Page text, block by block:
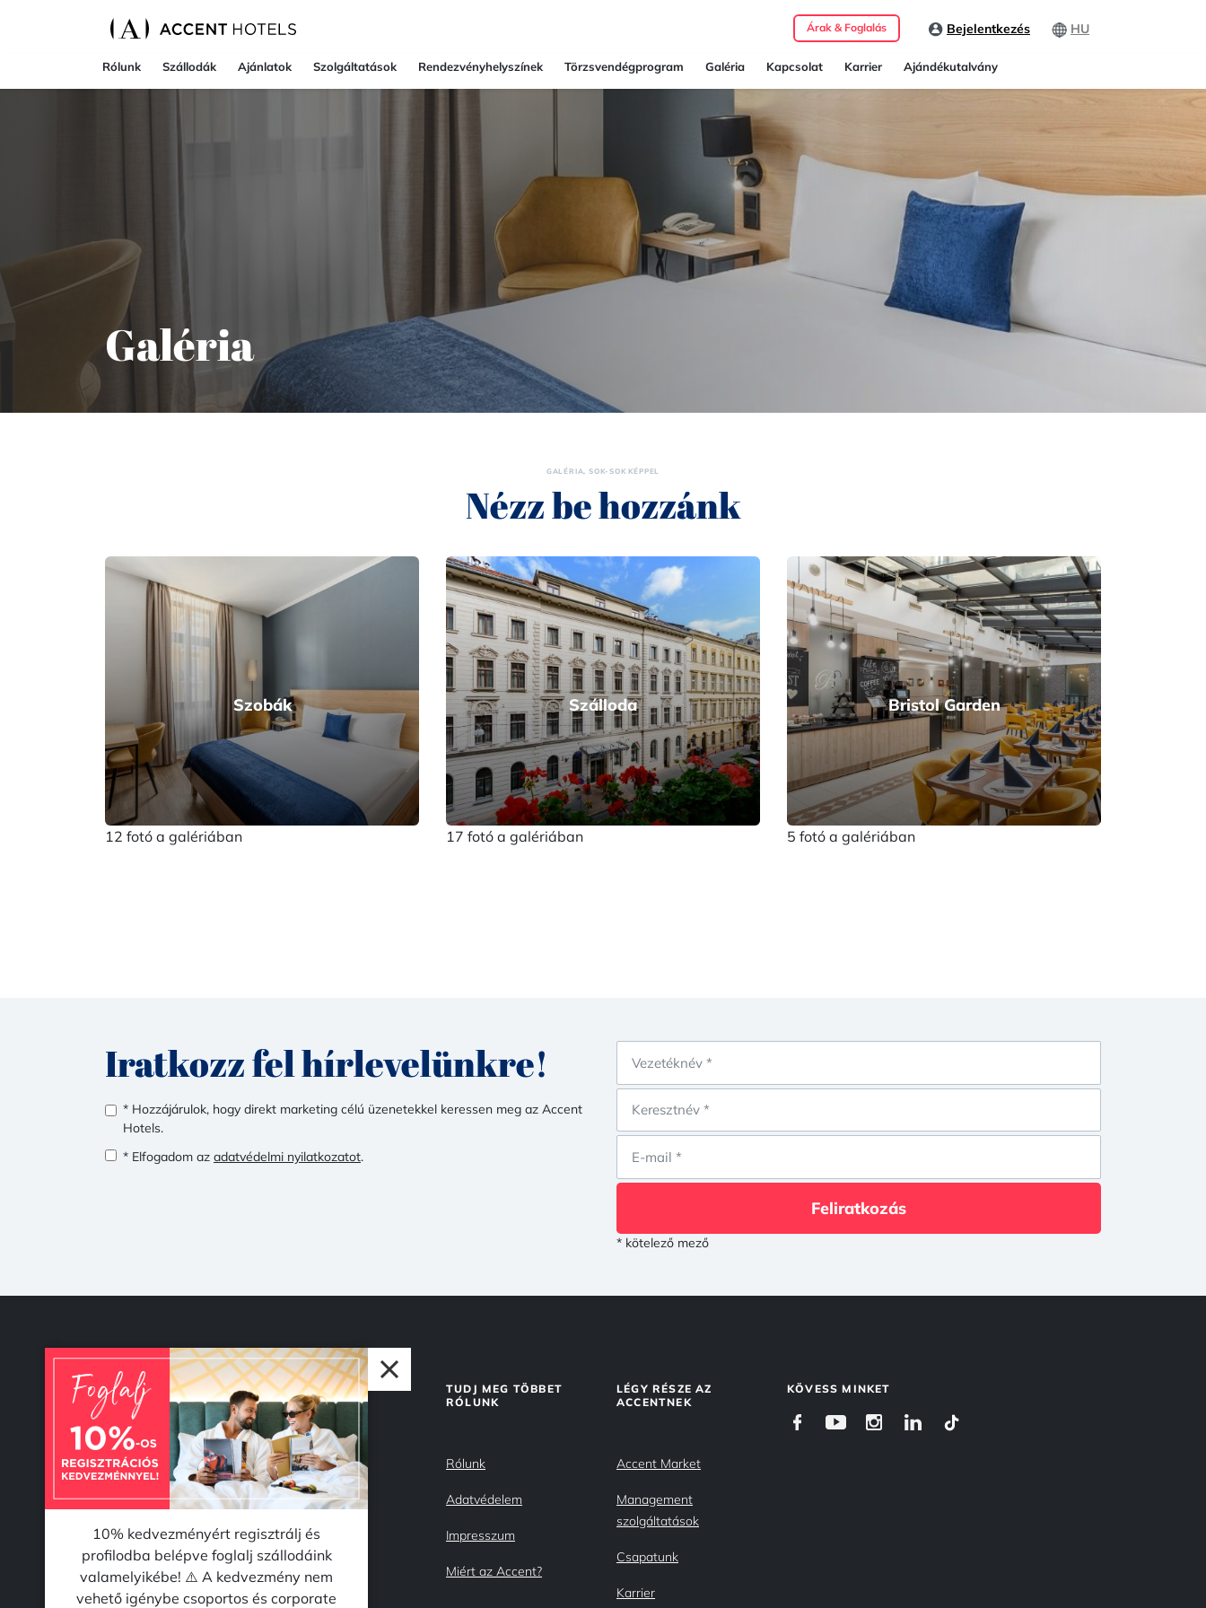
Árak & Foglalás Bejelentkezés HU
Rólunk Szállodák Ajánlatok Szolgáltatások Rendezvényhelyszínek Törzsvendégprogram Galéria Kapcsolat Karrier Ajándékutalvány
Galéria
GALÉRIA, SOK-SOK KÉPPEL
Nézz be hozzánk
Szobák
12 fotó a galériában
Szálloda
17 fotó a galériában
Bristol Garden
5 fotó a galériában
Iratkozz fel hírlevelünkre!
* Hozzájárulok, hogy direkt marketing célú üzenetekkel keressen meg az Accent
Hotels.
* Elfogadom az adatvédelmi nyilatkozatot.
Feliratkozás
* kötelező mező
TUDJ MEG TÖBBET
RÓLUNK
Rólunk
Adatvédelem
Impresszum
Miért az Accent?
LÉGY RÉSZE AZ
ACCENTNEK
Accent Market
Management
szolgáltatások
Csapatunk
Karrier
KÖVESS MINKET
10% kedvezményért regisztrálj és
profilodba belépve foglalj szállodáink
valamelyikébe! ⚠️ A kedvezmény nem
vehető igénybe csoportos és corporate